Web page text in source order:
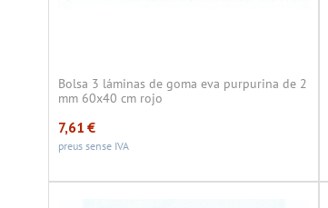
Bolsa 3 láminas de goma eva purpurina de 2
mm 60x40 cm rojo
7,61 €
preus sense IVA